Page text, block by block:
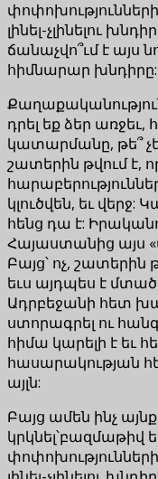
լինել-չլինելու
ճանաչվո՞ւմ է այս
հիմնարար խնդիրը:
դրել եք ձեր առջեւ,
կատարմանը, թե՞
շատերին թվում է,
կլուծվեն, եւ
հենց դա է:
Հայաստանից այս
Բայց՝ ոչ, շատերին
եւս այդպես է
Ադրբեջանի հետ
ստորագրել ու
հիմա կարելի է եւ
հասարակության
այլն:
Բայց ամեն ինչ
կրկնել՝բազմաթիվ
փոփոխությունների